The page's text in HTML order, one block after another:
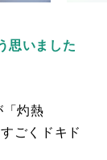
思いました
「灼熱
ごくドキド